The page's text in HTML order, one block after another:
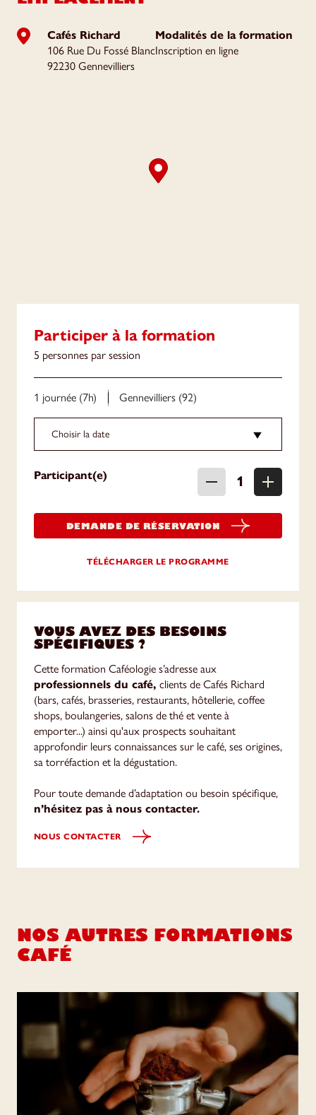
Cafés Richard
106 Rue Du Fossé Blanc
92230 Gennevilliers
Modalités de la formation
Inscription en ligne
Participer à la formation
5 personnes par session
1 journée (7h) Gennevilliers (92)
Choisir la date
Participant(e)
DEMANDE DE RÉSERVATION
TÉLÉCHARGER LE PROGRAMME
VOUS AVEZ DES BESOINS
SPÉCIFIQUES ?
Cette formation Caféologie s’adresse aux
professionnels du café, clients de Cafés Richard
(bars, cafés, brasseries, restaurants, hôtellerie, coffee
shops, boulangeries, salons de thé et vente à
emporter...) ainsi qu'aux prospects souhaitant
approfondir leurs connaissances sur le café, ses origines,
sa torréfaction et la dégustation.
Pour toute demande d’adaptation ou besoin spécifique,
n’hésitez pas à nous contacter.
NOUS CONTACTER
NOS AUTRES FORMATIONS
CAFÉ